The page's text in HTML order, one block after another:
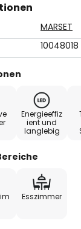
MARSET
10048018
Energieeffiz
ient und
langlebig
Esszimmer